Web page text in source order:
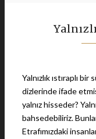
Yalnızlık ıstıraplı bir
dizlerinde ifade
yalnız hisseder?
bahsedebiliriz.
Etrafımızdaki